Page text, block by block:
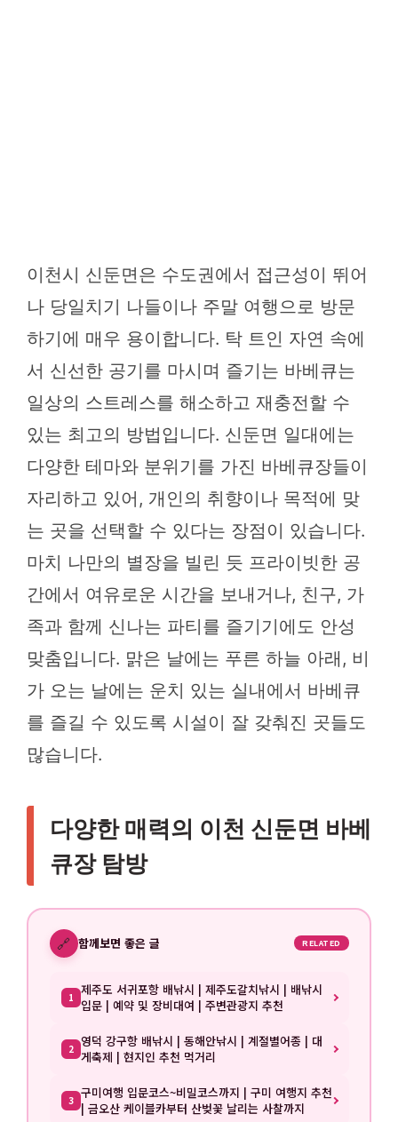
이천시 신둔면은 수도권에서 접근성이 뛰어
나 당일치기 나들이나 주말 여행으로 방문
하기에 매우 용이합니다. 탁 트인 자연 속에
서 신선한 공기를 마시며 즐기는 바베큐는
일상의 스트레스를 해소하고 재충전할 수
있는 최고의 방법입니다. 신둔면 일대에는
다양한 테마와 분위기를 가진 바베큐장들이
자리하고 있어, 개인의 취향이나 목적에 맞
는 곳을 선택할 수 있다는 장점이 있습니다.
마치 나만의 별장을 빌린 듯 프라이빗한 공
간에서 여유로운 시간을 보내거나, 친구, 가
족과 함께 신나는 파티를 즐기기에도 안성
맞춤입니다. 맑은 날에는 푸른 하늘 아래, 비
가 오는 날에는 운치 있는 실내에서 바베큐
를 즐길 수 있도록 시설이 잘 갖춰진 곳들도
많습니다.
다양한 매력의 이천 신둔면 바베
큐장 탐방
🔗 함께보면 좋은 글 RELATED
1 제주도 서귀포항 배낚시 | 제주도갈치낚시 | 배낚시
입문 | 예약 및 장비대여 | 주변관광지 추천
2 영덕 강구항 배낚시 | 동해안낚시 | 계절별어종 | 대
게축제 | 현지인 추천 먹거리
3 구미여행 입문코스~비밀코스까지 | 구미 여행지 추천
| 금오산 케이블카부터 산벚꽃 날리는 사찰까지